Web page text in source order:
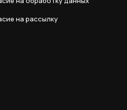
на рассылку